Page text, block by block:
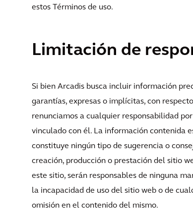
estos Términos de uso.
Limitación de
Si bien Arcadis busca incluir información
garantías, expresas o implícitas, con
renunciamos a cualquier responsabilidad
vinculado con él. La información contenida
constituye ningún tipo de sugerencia o
creación, producción o prestación del sitio
este sitio, serán responsables de ninguna
la incapacidad de uso del sitio web o de
omisión en el contenido del mismo.